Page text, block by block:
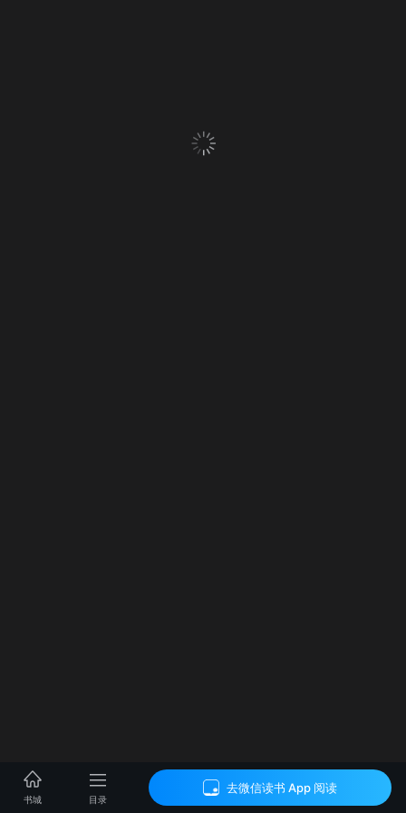
书城 目录
去微信读书 App 阅读